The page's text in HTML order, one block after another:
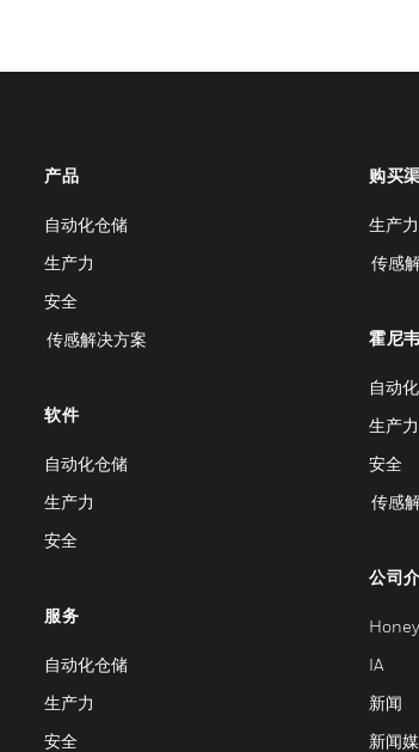
产品
自动化仓储
生产力
安全
传感解决方案
软件
自动化仓储
生产力
安全
服务
自动化仓储
生产力
安全
购买
生产
传感
霍尼
自动
生产力
安全
传感
公司
IA
新闻
新闻